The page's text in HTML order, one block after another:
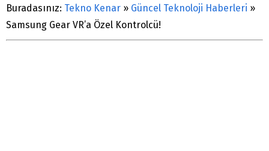
Buradasınız: Tekno Kenar » Güncel Teknoloji Haberleri »
Samsung Gear VR’a Özel Kontrolcü!